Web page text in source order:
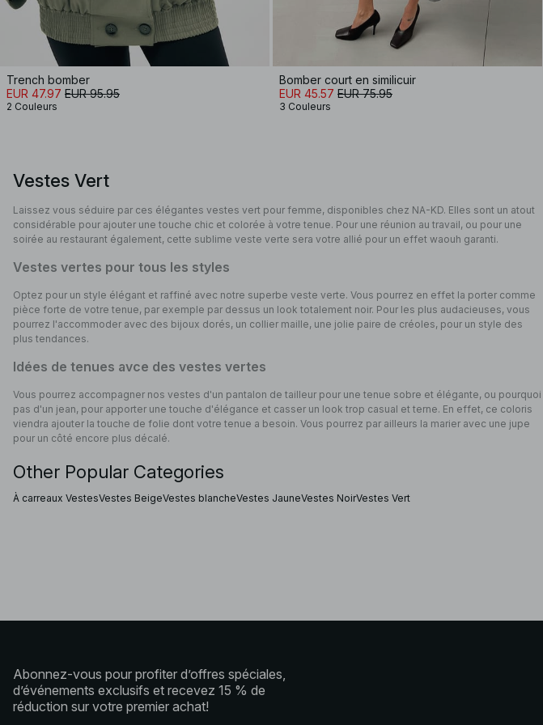
Trench bomber
EUR 47.97 EUR 95.95
2 Couleurs
Bomber court en similicuir
EUR 45.57 EUR 75.95
3 Couleurs
Vestes Vert
Laissez vous séduire par ces élégantes vestes vert pour femme, disponibles chez NA-KD. Elles sont un atout
considérable pour ajouter une touche chic et colorée à votre tenue. Pour une réunion au travail, ou pour une
soirée au restaurant également, cette sublime veste verte sera votre allié pour un effet waouh garanti.
Vestes vertes pour tous les styles
Optez pour un style élégant et raffiné avec notre superbe veste verte. Vous pourrez en effet la porter comme
pièce forte de votre tenue, par exemple par dessus un look totalement noir. Pour les plus audacieuses, vous
pourrez l'accommoder avec des bijoux dorés, un collier maille, une jolie paire de créoles, pour un style des
plus tendances.
Idées de tenues avce des vestes vertes
Vous pourrez accompagner nos vestes d'un pantalon de tailleur pour une tenue sobre et élégante, ou pourquoi
pas d'un jean, pour apporter une touche d'élégance et casser un look trop casual et terne. En effet, ce coloris
viendra ajouter la touche de folie dont votre tenue a besoin. Vous pourrez par ailleurs la marier avec une jupe
pour un côté encore plus décalé.
Other Popular Categories
À carreaux VestesVestes BeigeVestes blancheVestes JauneVestes NoirVestes Vert
Abonnez-vous pour profiter d’offres spéciales,
d’événements exclusifs et recevez 15 % de
réduction sur votre premier achat!